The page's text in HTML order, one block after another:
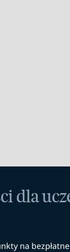
dla
na bezpłatne